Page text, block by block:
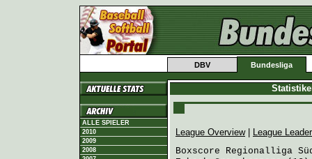
DBV Bundesliga
ALLE SPIELER
2010
2009
2008
League Overview|
League
Boxscore Regionalliga